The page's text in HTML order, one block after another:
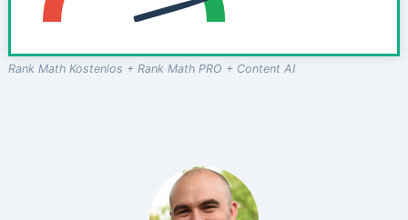
Rank Math Kostenlos + Rank Math PRO + Content AI